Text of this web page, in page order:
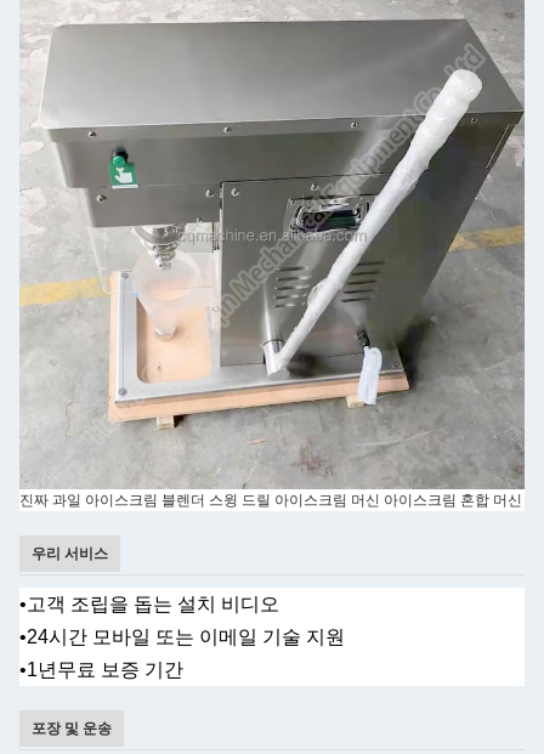
진짜 과일 아이스크림 블렌더 스윙 드릴 아이스크림 머신 아이스크림 혼합 머신
우리 서비스
•고객 조립을 돕는 설치 비디오
•24시간 모바일 또는 이메일 기술 지원
•1년 무료 보증 기간
포장 및 운송